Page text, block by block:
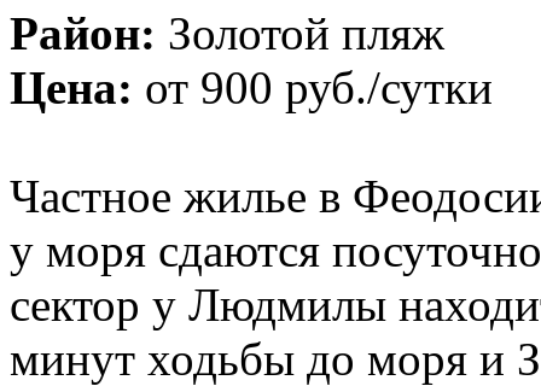
Район: Золотой пляж
Цена: от 900 руб./сутки
Частное жилье в
у моря сдаются
сектор у Людмилы
минут ходьбы до моря и